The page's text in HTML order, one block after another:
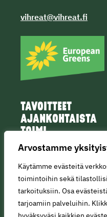
Arvostamme
Käytämme evästeitä
toimintoihin sekä
tarkoituksiin. Osa
tarjoamiin palveluihin.
vihreat@vihreat.fi
TAVOITTEET
AJANKOHTAISTA
TOIMI
IHMISET
© Copyright 2025 • All